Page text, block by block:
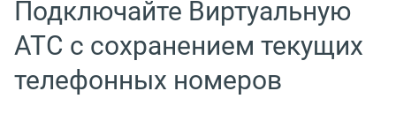
Подключайте Виртуальную
АТС с сохранением текущих
телефонных номеров